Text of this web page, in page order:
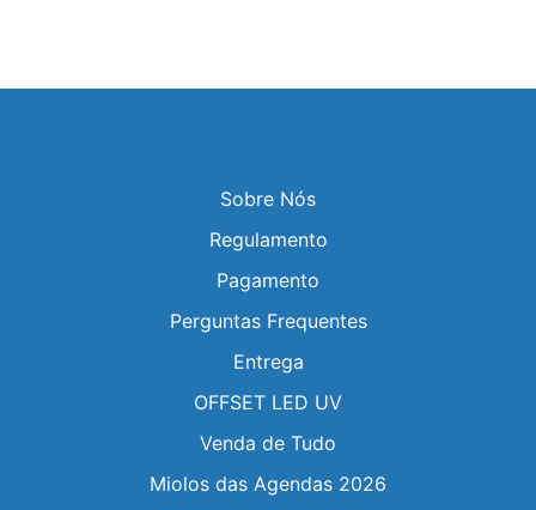
Sobre Nós
Regulamento
Pagamento
Perguntas Frequentes
Entrega
OFFSET LED UV
Venda de Tudo
Miolos das Agendas 2026